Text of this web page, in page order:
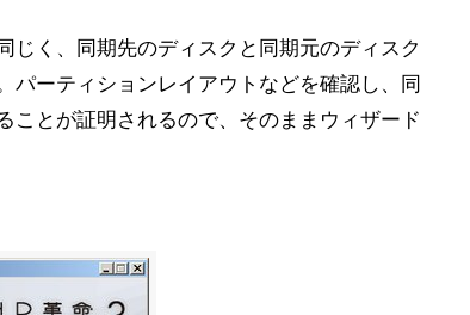
く、同期先のディスクと同期元のディスク
パーティションレイアウトなどを確認し、同
ことが証明されるので、そのままウィザード